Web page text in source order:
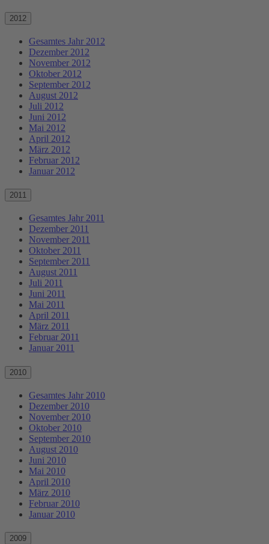
2012
Gesamtes Jahr 2012
Dezember 2012
November 2012
Oktober 2012
September 2012
August 2012
Juli 2012
Juni 2012
Mai 2012
April 2012
März 2012
Februar 2012
Januar 2012
2011
Gesamtes Jahr 2011
Dezember 2011
November 2011
Oktober 2011
September 2011
August 2011
Juli 2011
Juni 2011
Mai 2011
April 2011
März 2011
Februar 2011
Januar 2011
2010
Gesamtes Jahr 2010
Dezember 2010
November 2010
Oktober 2010
September 2010
August 2010
Juni 2010
Mai 2010
April 2010
März 2010
Februar 2010
Januar 2010
2009